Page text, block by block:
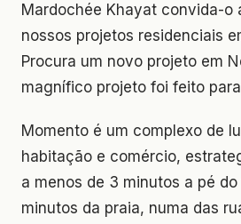
Mardochée Khayat convida-o
nossos projetos residenciais
Procura um novo projeto em
magnífico projeto foi feito
Momento é um complexo de
habitação e comércio,
a menos de 3 minutos a pé
minutos da praia, numa das